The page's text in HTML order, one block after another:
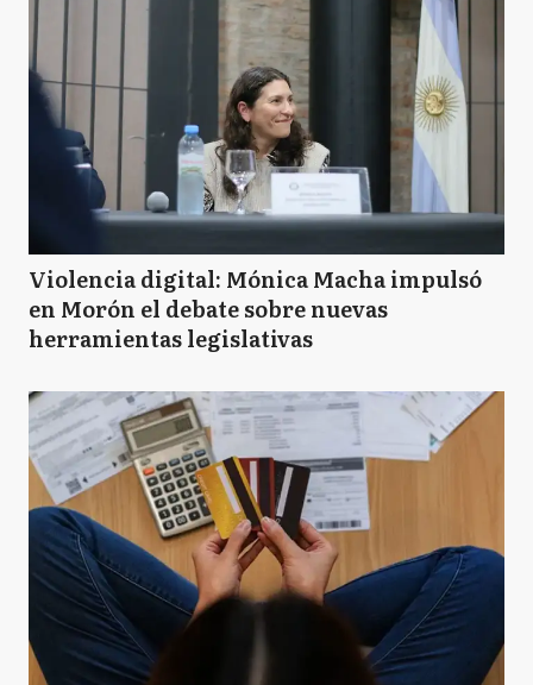
Violencia digital: Mónica Macha impulsó
en Morón el debate sobre nuevas
herramientas legislativas